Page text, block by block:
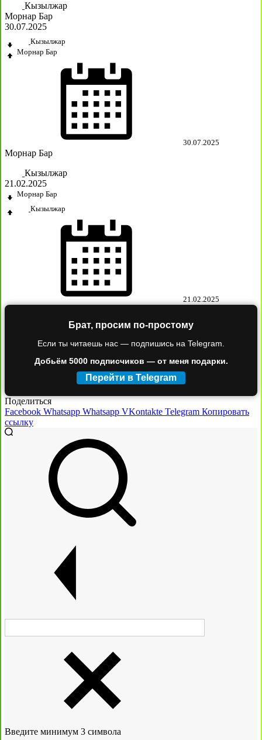
Кызылжар
Морнар Бар
30.07.2025
Кызылжар
Морнар Бар
30.07.2025
Морнар Бар
Кызылжар
21.02.2025
Морнар Бар
Кызылжар
21.02.2025
Брат, просим по-простому
Если ты читаешь нас — подпишись на Telegram.
Добьём 5000 подписчиков — от меня подарки.
Перейти в Telegram
Поделиться
Facebook Whatsapp Whatsapp VKontakte Telegram Копировать
ссылку
Введите минимум 3 символа